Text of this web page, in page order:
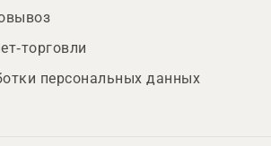
торговли
персональных данных